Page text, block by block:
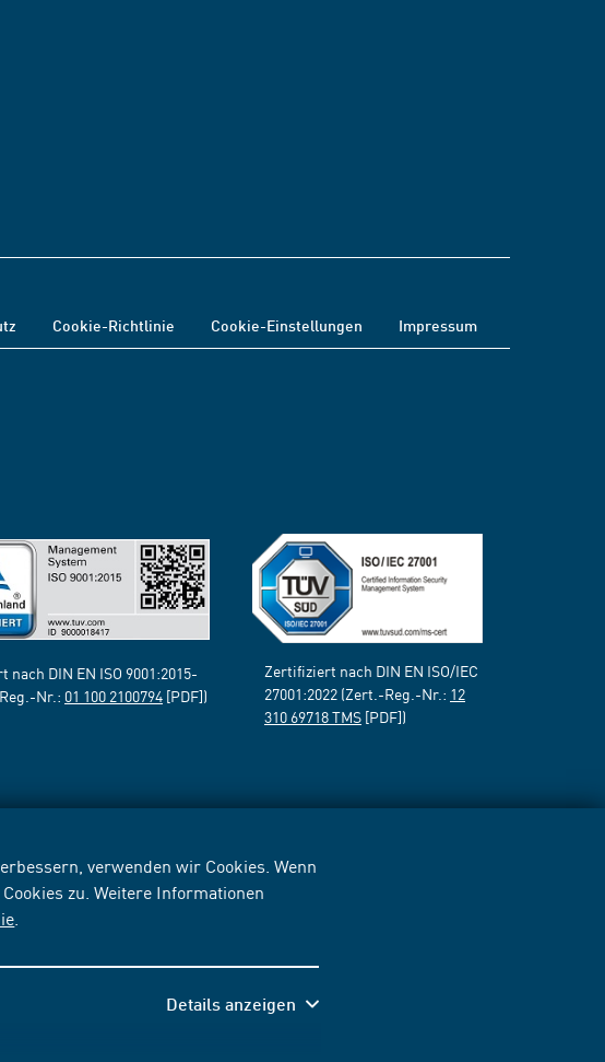
verwenden wir Cookies. Wenn
zu. Weitere Informationen
Details anzeigen
Cookie-Richtlinie Cookie-Einstellungen Impressum
DIN EN ISO 9001:2015-
Nr.: 01 100 2100794 [PDF])
Zertifiziert nach DIN EN ISO/IEC
27001:2022 (Zert.-Reg.-Nr.: 12
310 69718 TMS [PDF])